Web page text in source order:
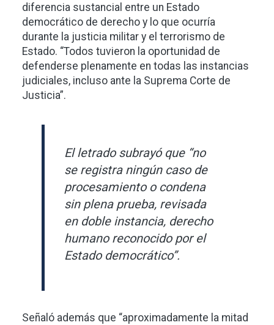
diferencia sustancial entre un Estado
democrático de derecho y lo que ocurría
durante la justicia militar y el terrorismo de
Estado. “Todos tuvieron la oportunidad de
defenderse plenamente en todas las instancias
judiciales, incluso ante la Suprema Corte de
Justicia”.
El letrado subrayó que “no
se registra ningún caso de
procesamiento o condena
sin plena prueba, revisada
en doble instancia, derecho
humano reconocido por el
Estado democrático”.
Señaló además que “aproximadamente la mitad